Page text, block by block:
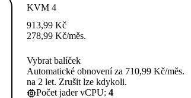
KVM 4
913,99 Kč
278,99 Kč/měs.
Vybrat balíček
Automatické obnovení za 710,99 Kč/měs.
na 2 let. Zrušit lze kdykoli.
Počet jader vCPU: 4